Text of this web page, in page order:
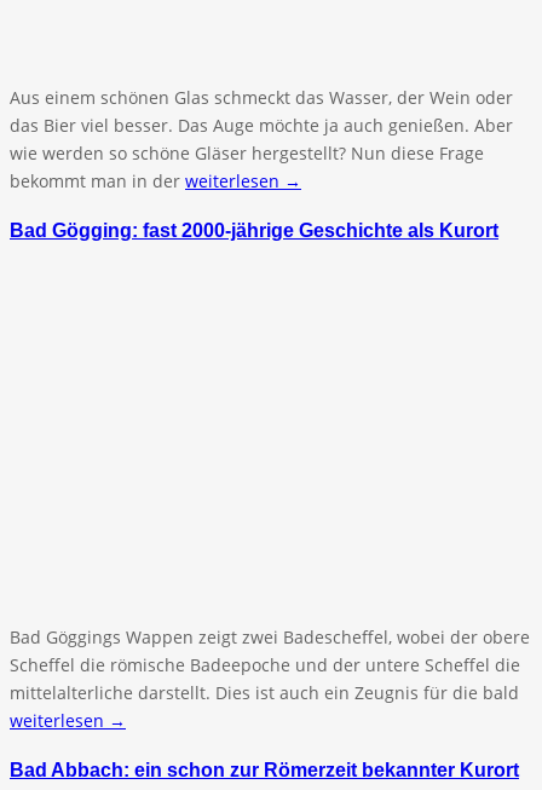
Aus einem schönen Glas schmeckt das Wasser, der Wein oder
das Bier viel besser. Das Auge möchte ja auch genießen. Aber
wie werden so schöne Gläser hergestellt? Nun diese Frage
bekommt man in der weiterlesen →
Bad Gögging: fast 2000-jährige Geschichte als Kurort
Bad Göggings Wappen zeigt zwei Badescheffel, wobei der obere
Scheffel die römische Badeepoche und der untere Scheffel die
mittelalterliche darstellt. Dies ist auch ein Zeugnis für die bald
weiterlesen →
Bad Abbach: ein schon zur Römerzeit bekannter Kurort